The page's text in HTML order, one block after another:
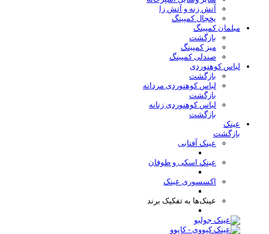
آتش زنه و آتش زا
یخچال کمپینگ
مبلمان کمپینگ
بازگشت
میز کمپینگ
صندلی کمپینگ
لباس کوهنوردی
بازگشت
لباس کوهنوردی مردانه
بازگشت
لباس کوهنوردی زنانه
بازگشت
عینک
بازگشت
عینک آفتابی
عینک اسکی و طوفان
اکسسوری عینک
عینک‌ها به تفکیک برند